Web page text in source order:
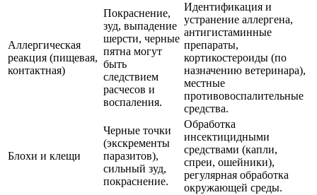
Аллергическая
реакция (пищевая,
контактная)
Покраснение,
зуд, выпадение
шерсти, черные
пятна могут
быть
следствием
расчесов и
воспаления.
Идентификация и
устранение аллергена,
антигистаминные
препараты,
кортикостероиды (по
назначению ветеринара),
местные
противовоспалительные
средства.
Блохи и клещи
Черные точки
(экскременты
паразитов),
сильный зуд,
покраснение.
Обработка
инсектицидными
средствами (капли,
спреи, ошейники),
регулярная обработка
окружающей среды.